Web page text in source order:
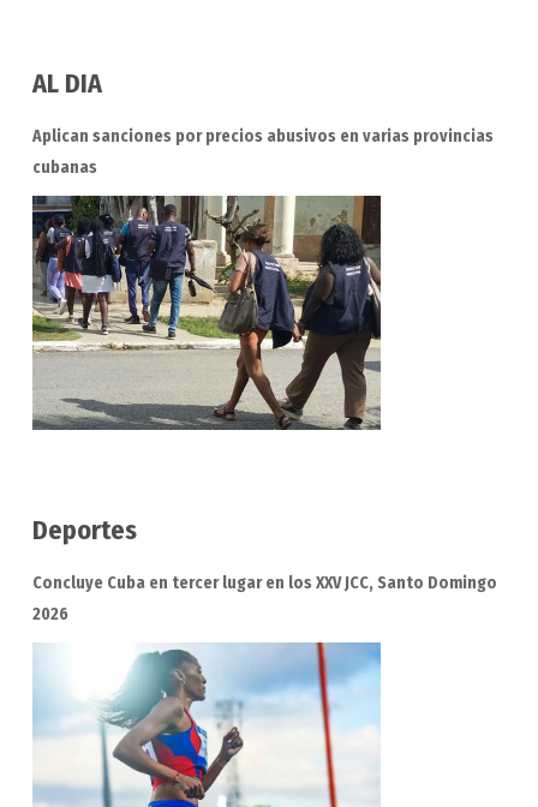
AL DIA
Aplican sanciones por precios abusivos en varias provincias
cubanas
Deportes
Concluye Cuba en tercer lugar en los XXV JCC, Santo Domingo
2026